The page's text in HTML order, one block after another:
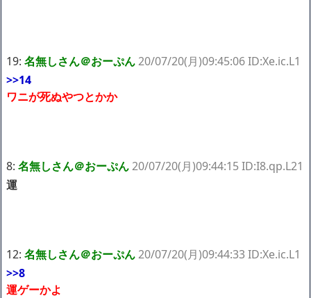
19: 名無しさん＠おーぷん20/07/20(月)09:45:06 ID:Xe.ic.L1
>>14
ワニが死ぬやつとかか
8: 名無しさん＠おーぷん20/07/20(月)09:44:15 ID:I8.qp.L21
運
12: 名無しさん＠おーぷん20/07/20(月)09:44:33 ID:Xe.ic.L1
>>8
運ゲーかよ